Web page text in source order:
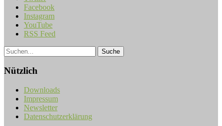
Facebook
Instagram
YouTube
RSS Feed
Nützlich
Downloads
Impressum
Newsletter
Datenschutzerklärung